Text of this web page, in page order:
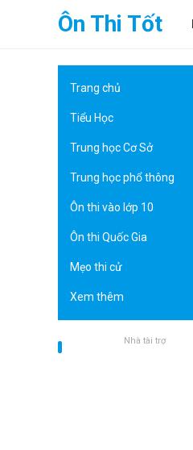
Ôn Thi Tốt
Trang chủ
Tiểu Học
Trung học Cơ Sở
Trung học phổ thông
Ôn thi vào lớp 10
Ôn thi Quốc Gia
Mẹo thi cử
Xem thêm
Nhà tài trợ